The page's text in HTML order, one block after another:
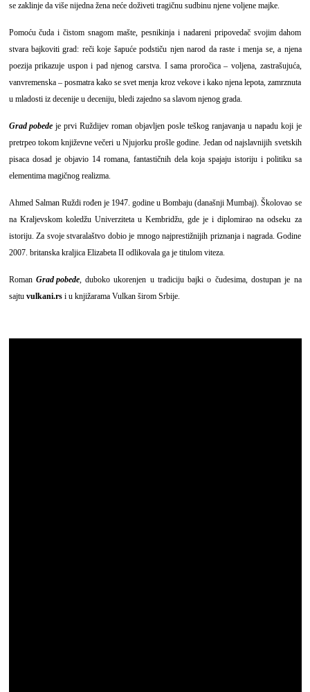
se zaklinje da više nijedna žena neće doživeti tragičnu sudbinu njene voljene majke.
Pomoću čuda i čistom snagom mašte, pesnikinja i nadareni pripovedač svojim dahom
stvara bajkoviti grad: reči koje šapuće podstiču njen narod da raste i menja se, a njena
poezija prikazuje uspon i pad njenog carstva. I sama proročica – voljena, zastrašujuća,
vanvremenska – posmatra kako se svet menja kroz vekove i kako njena lepota, zamrznuta
u mladosti iz decenije u deceniju, bledi zajedno sa slavom njenog grada.
Grad pobedeje prvi Ruždijev roman objavljen posle teškog ranjavanja u napadu koji je
pretrpeo tokom književne večeri u Njujorku prošle godine. Jedan od najslavnijih svetskih
pisaca dosad je objavio 14 romana, fantastičnih dela koja spajaju istoriju i politiku sa
elementima magičnog realizma.
Ahmed Salman Ruždi rođen je 1947. godine u Bombaju (današnji Mumbaj). Školovao se
na Kraljevskom koledžu Univerziteta u Kembridžu, gde je i diplomirao na odseku za
istoriju. Za svoje stvaralaštvo dobio je mnogo najprestižnijih priznanja i nagrada. Godine
2007. britanska kraljica Elizabeta II odlikovala ga je titulom viteza.
Roman Grad pobede, duboko ukorenjen u tradiciju bajki o čudesima, dostupan je na
sajtu vulkani.rsi u knjižarama Vulkan širom Srbije.